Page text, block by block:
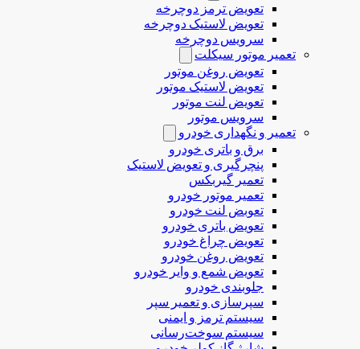
تعویض ترمز دوچرخه
تعویض لاستیک دوچرخه
سرویس دوچرخه
تعمیر موتور سیکلت
تعویض روغن موتور
تعویض لاستیک موتور
تعویض لنت موتور
سرویس موتور
تعمیر و نگهداری خودرو
برق و باتری خودرو
پنچرگیری و تعویض لاستیک
تعمیر گیربکس
تعمیر موتور خودرو
تعوبض لنت خودرو
تعویض باتری خودرو
تعویض چراغ خودرو
تعویض روغن خودرو
تعویض شمع و وایر خودرو
جلوبندی خودرو
سپرسازی و تعمیر سپر
سیستم ترمز و ایمنی
سیستم سوخت‌رسانی